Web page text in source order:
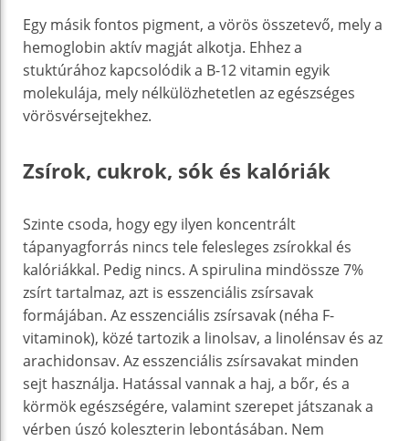
Egy másik fontos pigment, a vörös összetevő, mely a
hemoglobin aktív magját alkotja. Ehhez a
stuktúrához kapcsolódik a B-12 vitamin egyik
molekulája, mely nélkülözhetetlen az egészséges
vörösvérsejtekhez.
Zsírok, cukrok, sók és kalóriák
Szinte csoda, hogy egy ilyen koncentrált
tápanyagforrás nincs tele felesleges zsírokkal és
kalóriákkal. Pedig nincs. A spirulina mindössze 7%
zsírt tartalmaz, azt is esszenciális zsírsavak
formájában. Az esszenciális zsírsavak (néha F-
vitaminok), közé tartozik a linolsav, a linolénsav és az
arachidonsav. Az esszenciális zsírsavakat minden
sejt használja. Hatással vannak a haj, a bőr, és a
körmök egészségére, valamint szerepet játszanak a
vérben úszó koleszterin lebontásában. Nem